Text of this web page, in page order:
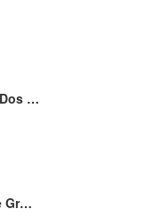
…
Gr…